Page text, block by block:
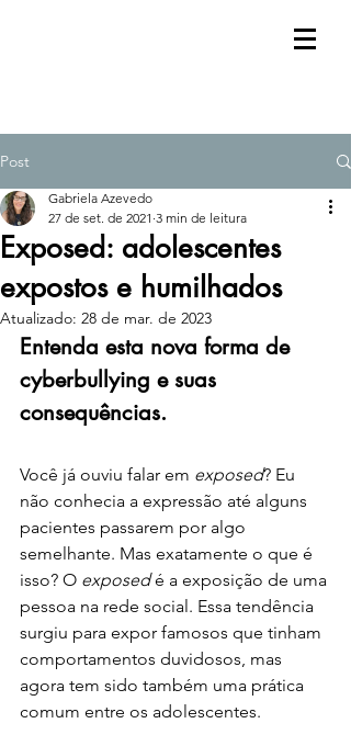
Post
Exposed: adolescentes
expostos e humilhados
Gabriela Azevedo
27 de set. de 2021 3 min de leitura
Atualizado: 28 de mar. de 2023
Entenda esta nova forma de
cyberbullying e suas
consequências.
Você já ouviu falar em exposed? Eu
não conhecia a expressão até alguns
pacientes passarem por algo
semelhante. Mas exatamente o que é
isso? O exposed é a exposição de uma
pessoa na rede social. Essa tendência
surgiu para expor famosos que tinham
comportamentos duvidosos, mas
agora tem sido também uma prática
comum entre os adolescentes.